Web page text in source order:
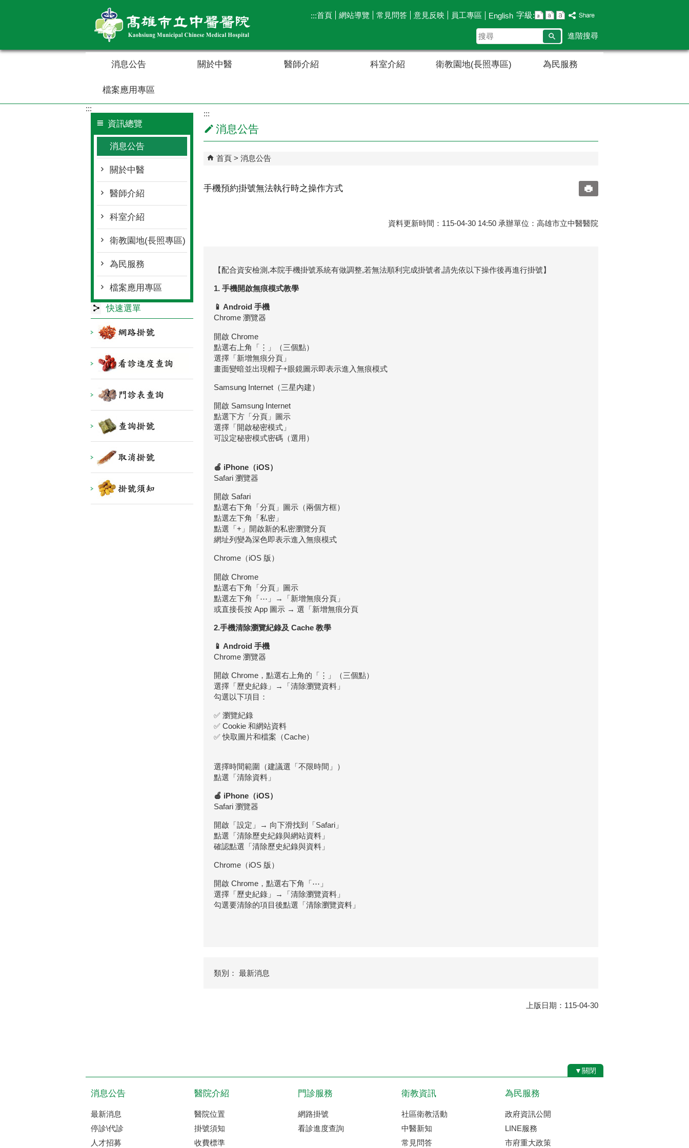
:::首頁 網站導覽 常見問答 意見反映 員工專區 English 字級:
搜
尋
進階搜尋
消息公告 關於中醫 醫師介紹 科室介紹 衛教園地(長照專區) 為民服務
檔案應用專區
:::
資訊總覽
消息公告
關於中醫
醫師介紹
科室介紹
衛教園地(長照專區)
為民服務
檔案應用專區
快速選單
:::
消息公告
首頁 消息公告
手機預約掛號無法執行時之操作方式
資料更新時間：115-04-30 14:50 承辦單位：高雄市立中醫醫院
【配合資安檢測,本院手機掛號系統有做調整,若無法順利完成掛號者,請先依以下操作後再進行掛號】
1. 手機開啟無痕模式教學
📱 Android 手機
Chrome 瀏覽器
開啟 Chrome
點選右上角「⋮」（三個點）
選擇「新增無痕分頁」
畫面變暗並出現帽子+眼鏡圖示即表示進入無痕模式
Samsung Internet（三星內建）
開啟 Samsung Internet
點選下方「分頁」圖示
選擇「開啟秘密模式」
可設定秘密模式密碼（選用）
🍎 iPhone（iOS）
Safari 瀏覽器
開啟 Safari
點選右下角「分頁」圖示（兩個方框）
點選左下角「私密」
點選「+」開啟新的私密瀏覽分頁
網址列變為深色即表示進入無痕模式
Chrome（iOS 版）
開啟 Chrome
點選右下角「分頁」圖示
點選左下角「⋯」→「新增無痕分頁」
或直接長按 App 圖示 → 選「新增無痕分頁
2.手機清除瀏覽紀錄及 Cache 教學
📱 Android 手機
Chrome 瀏覽器
開啟 Chrome，點選右上角的「⋮」（三個點）
選擇「歷史紀錄」→「清除瀏覽資料」
勾選以下項目：
✅ 瀏覽紀錄
✅ Cookie 和網站資料
✅ 快取圖片和檔案（Cache）
選擇時間範圍（建議選「不限時間」）
點選「清除資料」
🍎 iPhone（iOS）
Safari 瀏覽器
開啟「設定」→ 向下滑找到「Safari」
點選「清除歷史紀錄與網站資料」
確認點選「清除歷史紀錄與資料」
Chrome（iOS 版）
開啟 Chrome，點選右下角「⋯」
選擇「歷史紀錄」→「清除瀏覽資料」
勾選要清除的項目後點選「清除瀏覽資料」
類別： 最新消息
上版日期：115-04-30
▼關閉
消息公告
最新消息
停診\代診
人才招募
醫院介紹
醫院位置
掛號須知
收費標準
門診服務
網路掛號
看診進度查詢
衛教資訊
社區衛教活動
中醫新知
常見問答
為民服務
政府資訊公開
LINE服務
市府重大政策